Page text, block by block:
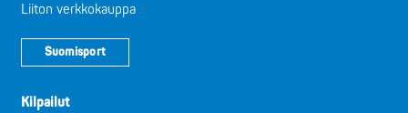
Liiton verkkokauppa
Suomisport
Kilpailut